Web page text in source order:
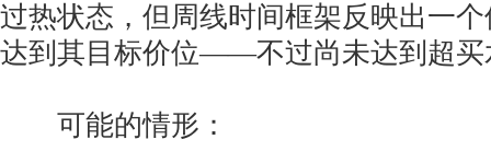
过热状态，但周线时间框架反映出一
达到其目标价位——不过尚未达到超买
可能的情形：